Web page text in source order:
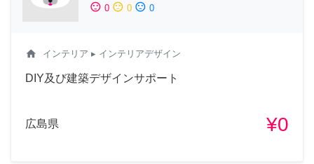
sentiment_satisfied 0 sentiment_neutral 0 sentiment_dissatisfied 0
home インテリア ▸ インテリアデザイン
DIY及び建築デザインサポート
広島県 ¥0